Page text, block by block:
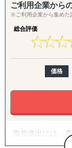
ビス』
↳ 海外営業支援
『
素材を収集する。
『セカイキョテ
↳ 現地法人・オ
までをワンスト
『ビザスル｜海
海外進出のご相
会社管理、クロ
で、国際ビジネ
ポート。
特に、会計・税
〈主要サービス〉
・販路開拓 現地
ご利用企業から
※ご利用企業から集めた
総合評価
★★★
★★★
価格
海外進出には、